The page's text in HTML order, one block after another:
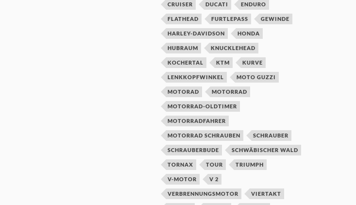
CRUISER DUCATI ENDURO
FLATHEAD FURTLEPASS GEWINDE
HARLEY-DAVIDSON HONDA
HUBRAUM KNUCKLEHEAD
KOCHERTAL KTM KURVE
LENKKOPFWINKEL MOTO GUZZI
MOTORAD MOTORRAD
MOTORRAD-OLDTIMER
MOTORRADFAHRER
MOTORRAD SCHRAUBEN SCHRAUBER
SCHRAUBERBUDE SCHWÄBISCHER WALD
TORNAX TOUR TRIUMPH
V-MOTOR V 2
VERBRENNUNGSMOTOR VIERTAKT